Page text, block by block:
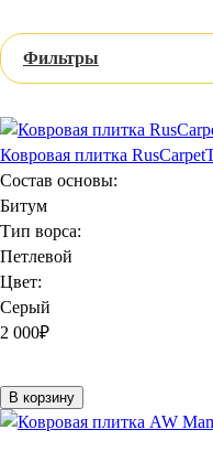
Фильтры
Ковровая плитка
Состав основы:
Битум
Тип ворса:
Петлевой
Цвет:
Серый
2 000₽
В корзину